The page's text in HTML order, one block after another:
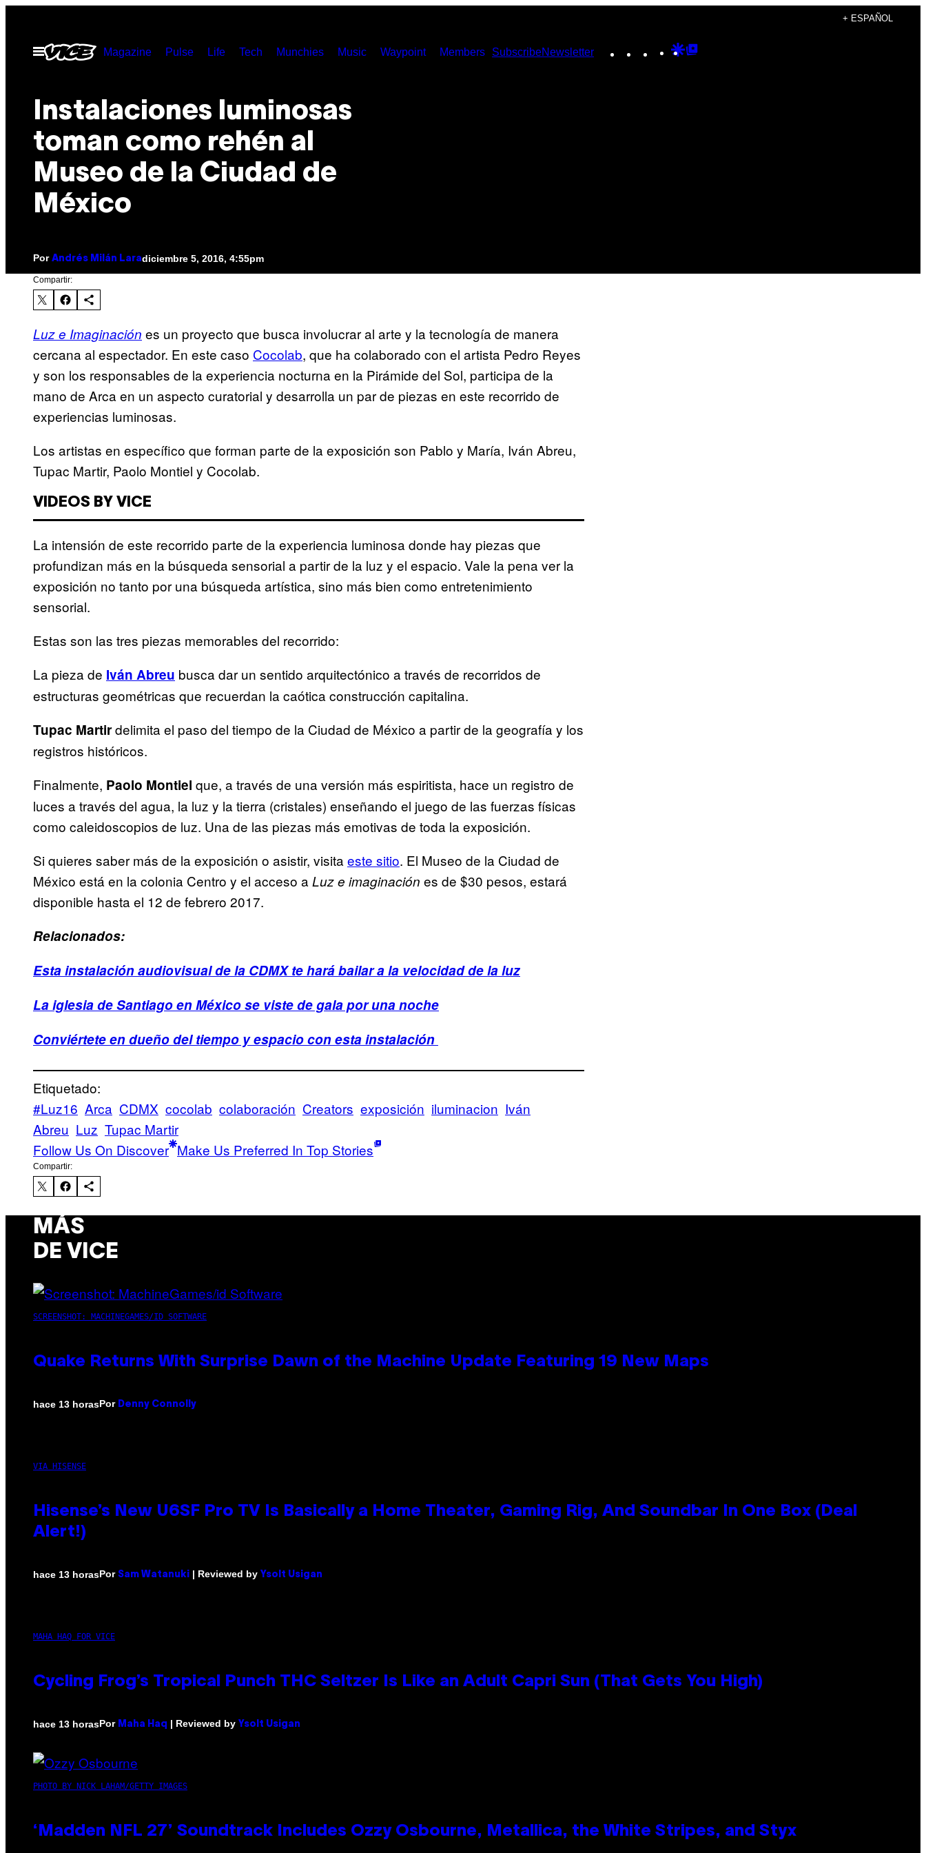
contenido
+ ESPAÑOL
Abrir
Menú
Magazine Pulse Life Tech Munchies Music Waypoint Members SubscribeNewsletter Instagram
TikTokYouTube
Google
Instalaciones luminosas
toman como rehén al
Museo de la Ciudad de
México
Por Andrés Milán Laradiciembre 5, 2016, 4:55pm
Compartir:
Luz e Imaginación es un proyecto que busca involucrar al arte y la tecnología de manera
cercana al espectador. En este caso Cocolab, que ha colaborado con el artista Pedro Reyes
y son los responsables de la experiencia nocturna en la Pirámide del Sol, participa de la
mano de Arca en un aspecto curatorial y desarrolla un par de piezas en este recorrido de
experiencias luminosas.
Los artistas en específico que forman parte de la exposición son Pablo y María, Iván Abreu,
Tupac Martir, Paolo Montiel y Cocolab.
VIDEOS BY VICE
La intensión de este recorrido parte de la experiencia luminosa donde hay piezas que
profundizan más en la búsqueda sensorial a partir de la luz y el espacio. Vale la pena ver la
exposición no tanto por una búsqueda artística, sino más bien como entretenimiento
sensorial.
Estas son las tres piezas memorables del recorrido:
La pieza de Iván Abreu busca dar un sentido arquitectónico a través de recorridos de
estructuras geométricas que recuerdan la caótica construcción capitalina.
Tupac Martirdelimita el paso del tiempo de la Ciudad de México a partir de la geografía y los
registros históricos.
Finalmente, Paolo Montiel que, a través de una versión más espiritista, hace un registro de
luces a través del agua, la luz y la tierra (cristales) enseñando el juego de las fuerzas físicas
como caleidoscopios de luz. Una de las piezas más emotivas de toda la exposición.
Si quieres saber más de la exposición o asistir, visita este sitio. El Museo de la Ciudad de
México está en la colonia Centro y el acceso a Luz e imaginación es de $30 pesos, estará
disponible hasta el 12 de febrero 2017.
Relacionados:
Esta instalación audiovisual de la CDMX te hará bailar a la velocidad de la luz
La iglesia de Santiago en México se viste de gala por una noche
Conviértete en dueño del tiempo y espacio con esta instalación
Etiquetado:
#Luz16 Arca CDMX cocolab colaboración Creators exposición iluminacion Iván
Abreu Luz Tupac Martir
Follow Us On Discover Make Us Preferred In Top Stories
Compartir:
MÁS
DE VICE
SCREENSHOT: MACHINEGAMES/ID SOFTWARE
Quake Returns With Surprise Dawn of the Machine Update Featuring 19 New Maps
hace 13 horasPor Denny Connolly
VIA HISENSE
Hisense’s New U6SF Pro TV Is Basically a Home Theater, Gaming Rig, And Soundbar In One Box (Deal
Alert!)
hace 13 horasPor Sam Watanuki | Reviewed by Ysolt Usigan
MAHA HAQ FOR VICE
Cycling Frog’s Tropical Punch THC Seltzer Is Like an Adult Capri Sun (That Gets You High)
hace 13 horasPor Maha Haq | Reviewed by Ysolt Usigan
PHOTO BY NICK LAHAM/GETTY IMAGES
‘Madden NFL 27’ Soundtrack Includes Ozzy Osbourne, Metallica, the White Stripes, and Styx